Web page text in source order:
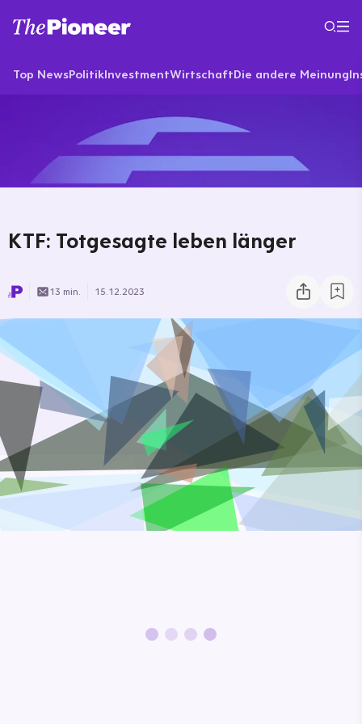
Top NewsPolitikInvestmentWirtschaftDie andere Meinung
KTF: Totgesagte leben länger
13 min. 15.12.2023